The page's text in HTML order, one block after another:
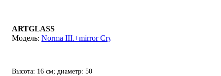
ARTGLASS
Norma III.+mirror Crystal Exclusive
Высота: 16 см; диаметр: 50